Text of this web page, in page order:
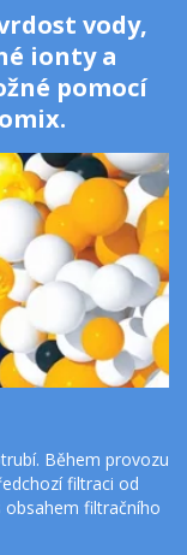
vody,
ionty a
pomocí
Během provozu
filtraci od
filtračního